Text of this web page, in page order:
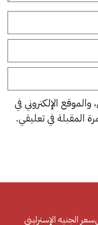
الإلكتروني في
المقبلة في تعليقي.
سعر الجنيه الإسترليني